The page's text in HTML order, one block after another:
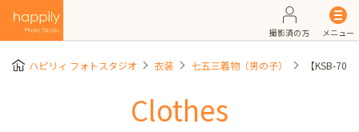
撮影済の方 メニュー
ハピリィ フォトスタジオ 衣装 七五三着物（男の子） 【KSB-
Clothes